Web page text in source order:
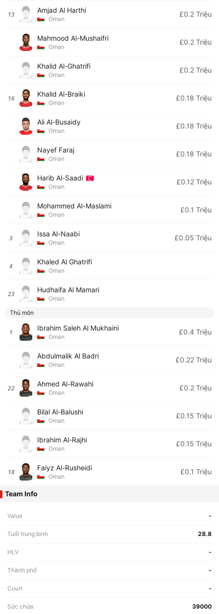
13 Amjad Al Harthi
Oman
£0.2 Triệu
Mahmood Al-Mushaifri
Oman
£0.2 Triệu
Khalid Al-Ghatrifi
Oman
£0.2 Triệu
16 Khalid Al-Braiki
Oman
£0.18 Triệu
Ali Al-Busaidy
Oman
£0.18 Triệu
Nayef Faraj
Oman
£0.18 Triệu
Harib Al-Saadi
Oman
£0.12 Triệu
Mohammed Al-Maslami
Oman
£0.1 Triệu
3 Issa Al-Naabi
Oman
£0.05 Triệu
4 Khaled Al Ghatrifi
Oman
23 Hudhaifa Al Mamari
Oman
Thủ môn
1 Ibrahim Saleh Al Mukhaini
Oman
£0.4 Triệu
Abdulmalik Al Badri
Oman
£0.22 Triệu
22 Ahmed Al-Rawahi
Oman
£0.2 Triệu
Bilal Al-Balushi
Oman
£0.15 Triệu
Ibrahim Al-Rajhi
Oman
£0.15 Triệu
18 Faiyz Al-Rusheidi
Oman
£0.1 Triệu
Team Info
Value -
Tuổi trung bình 28.8
HLV -
Thành phố -
Court -
Sức chứa 39000